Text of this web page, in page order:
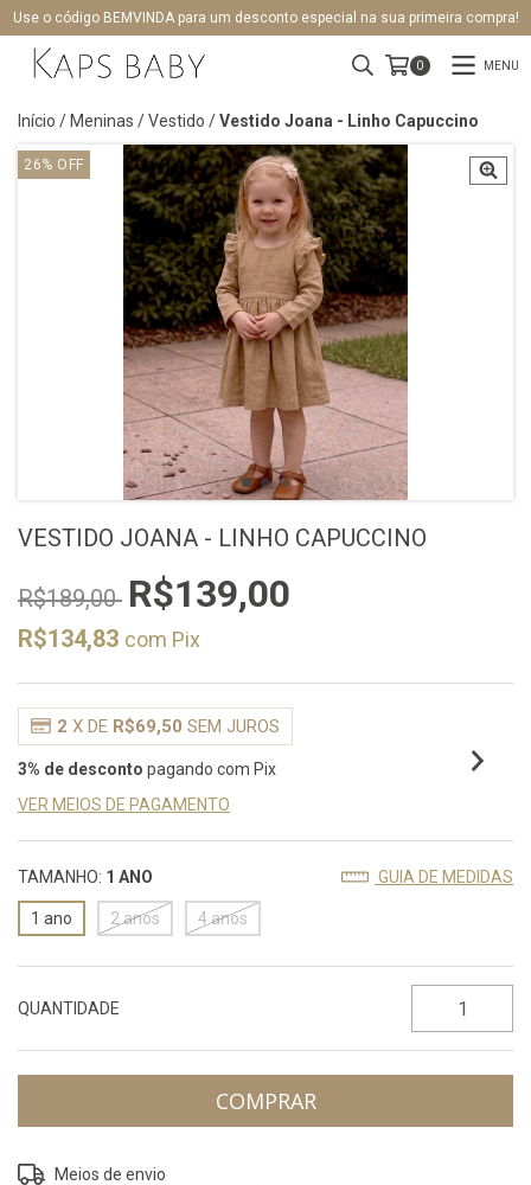
Use o código BEMVINDA para um desconto especial na sua primeira compra!
0 MENU
Início / Meninas /Vestido /Vestido Joana - Linho Capuccino
26% OFF
VESTIDO JOANA - LINHO CAPUCCINO
R$189,00 R$139,00
R$134,83 com Pix
2 X DE R$69,50 SEM JUROS
3% de desconto pagando com Pix
VER MEIOS DE PAGAMENTO
TAMANHO: 1 ANO GUIA DE MEDIDAS
1 ano 2 anos 4 anos
QUANTIDADE
Entregas para o CEP:
Meios de envio